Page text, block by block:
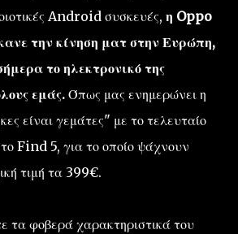
Android συσκευές, η Oppo
την κίνηση ματ στην Ευρώπη,
το ηλεκτρονικό της
εμάς. Όπως μας ενημερώνει η
είναι γεμάτες" με το τελευταίο
Find 5, για το οποίο ψάχνουν
τιμή τα 399€.
τα φοβερά χαρακτηριστικά του